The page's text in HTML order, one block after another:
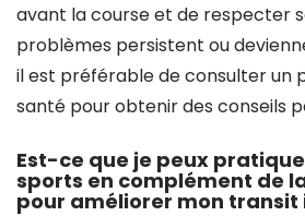
avant la course et de respecter
problèmes persistent ou
il est préférable de consulter un
santé pour obtenir des conseils
Est-ce que je peux
sports en complément de
pour améliorer mon transit